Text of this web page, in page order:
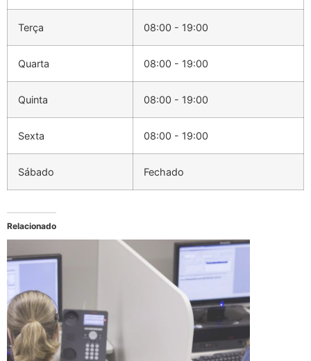
Terça 08:00 - 19:00
Quarta 08:00 - 19:00
Quinta 08:00 - 19:00
Sexta 08:00 - 19:00
Sábado Fechado
Relacionado